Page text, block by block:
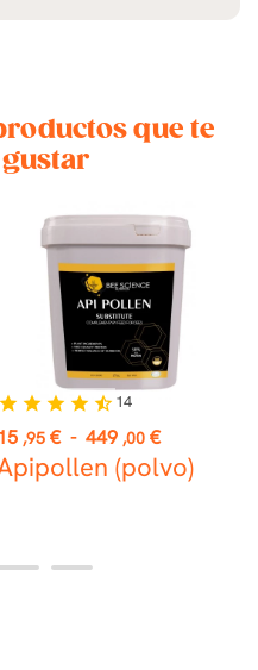
que te
,95 € - 449 ,00 €
(polvo)
star star star star star_half 14
3 4